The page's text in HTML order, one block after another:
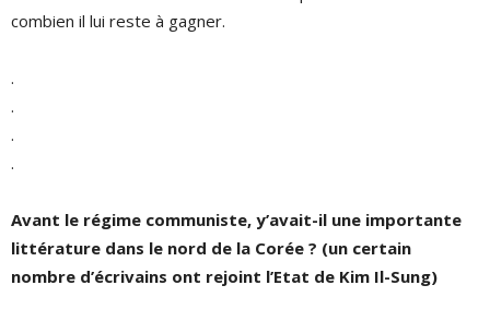
combien il lui reste à gagner.
.
.
.
.
Avant le régime communiste, y’avait-il une importante
littérature dans le nord de la Corée ? (un certain
nombre d’écrivains ont rejoint l’Etat de Kim Il-Sung)